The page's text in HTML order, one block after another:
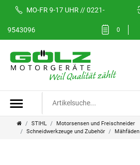
MO-FR 9-17 UHR // 0221-
9543096 0
STIHL
Motorsensen und Freischneider
Schneidwerkzeuge und Zubehör
Mähfäden